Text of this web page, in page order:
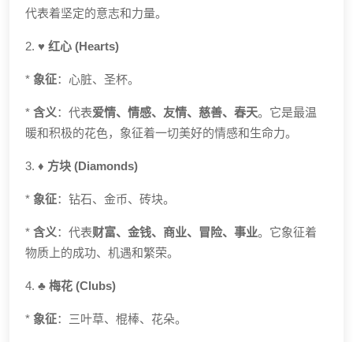
代表着坚定的意志和力量。
2. ♥️ 红心 (Hearts)
* 象征：心脏、圣杯。
* 含义：代表爱情、情感、友情、慈善、春天。它是最温
暖和积极的花色，象征着一切美好的情感和生命力。
3. ♦️ 方块 (Diamonds)
* 象征：钻石、金币、砖块。
* 含义：代表财富、金钱、商业、冒险、事业。它象征着
物质上的成功、机遇和繁荣。
4. ♣️ 梅花 (Clubs)
* 象征：三叶草、棍棒、花朵。